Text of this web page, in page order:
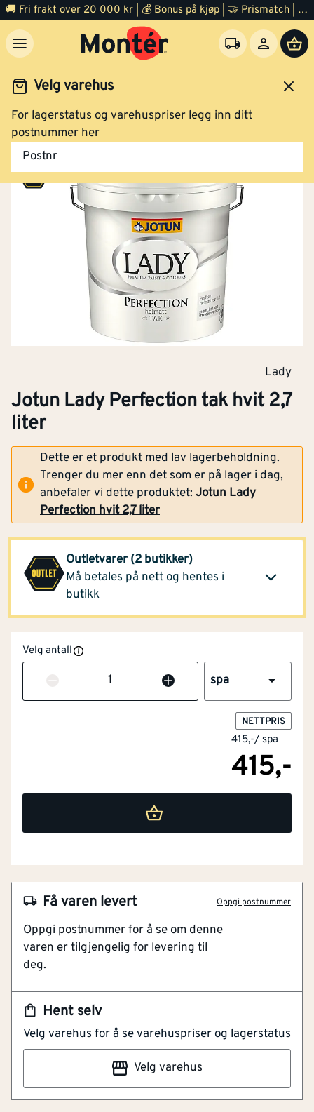
🚚 Fri frakt over 20 000 kr | 💰 Bonus på kjøp | 🤝 Prismatch | ⭐ 100% fornøyd garanti | 🏪 140 byggevarehus
Velg varehus
For lagerstatus og varehuspriser legg inn ditt
postnummer her
Postnr
Maling Interiørmaling
Lady
Jotun Lady Perfection tak hvit 2,7
liter
Dette er et produkt med lav lagerbeholdning.
Trenger du mer enn det som er på lager i dag,
anbefaler vi dette produktet: Jotun Lady
Perfection hvit 2,7 liter
Outletvarer (2 butikker)
Må betales på nett og hentes i
butikk
Montér Gran
Almenningsbutikken
(1 spa)
Opprinnelig pris 415,-
260,-
Klikk og hent
Montér Bryne(2 spa)
Opprinnelig pris 415,- Klikk og hent
Velg antall
Antall spa
NETTPRIS
415,-/ spa
415,-
Hent selv
Velg varehus for å se varehuspriser og lagerstatus
Velg varehus
Få varen levert Oppgi postnummer
Oppgi postnummer for å se om denne
varen er tilgjengelig for levering til
deg.
Artikkelnummer 101198396
Svane